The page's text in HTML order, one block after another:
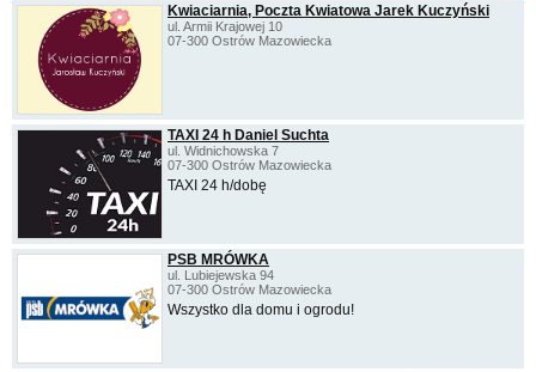
Kwiaciarnia, Poczta Kwiatowa Jarek Kuczyński
ul. Armii Krajowej 10
07-300 Ostrów Mazowiecka
TAXI 24 h Daniel Suchta
ul. Widnichowska 7
07-300 Ostrów Mazowiecka
TAXI 24 h/dobę
PSB MRÓWKA
ul. Lubiejewska 94
07-300 Ostrów Mazowiecka
Wszystko dla domu i ogrodu!